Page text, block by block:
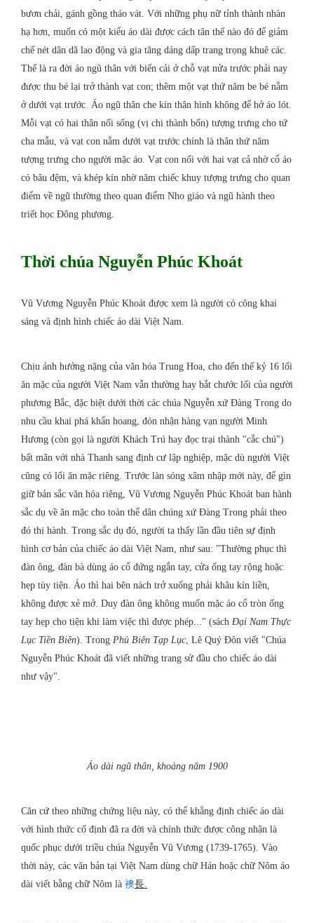
bươn chải, gánh gồng tháo vát. Với những phụ nữ tỉnh thành nhàn
hạ hơn, muốn có một kiểu áo dài được cách tân thế nào đó để giảm
chế nét dân dã lao động và gia tăng dáng dấp trang trọng khuê các.
Thế là ra đời áo ngũ thân với biến cải ở chỗ vạt nửa trước phải nay
được thu bé lại trở thành vạt con; thêm một vạt thứ năm be bé nằm
ở dưới vạt trước. Áo ngũ thân che kín thân hình không để hở áo lót.
Mỗi vạt có hai thân nối sống (vị chi thành bốn) tượng trưng cho tứ
cha mẫu, và vạt con nằm dưới vạt trước chính là thân thứ năm
tượng trưng cho người mặc áo. Vạt con nối với hai vạt cả nhờ cổ áo
có bâu đệm, và khép kín nhờ năm chiếc khuy tượng trưng cho quan
điểm về ngũ thường theo quan điểm Nho giáo và ngũ hành theo
triết học Đông phương.
Thời chúa Nguyễn Phúc Khoát
Vũ Vương Nguyễn Phúc Khoát được xem là người có công khai
sáng và định hình chiếc áo dài Việt Nam.
Chịu ảnh hưởng nặng của văn hóa Trung Hoa, cho đến thế kỷ 16 lối
ăn mặc của người Việt Nam vẫn thường hay bắt chước lối của người
phương Bắc, đặc biệt dưới thời các chúa Nguyễn xứ Đàng Trong do
nhu cầu khai phá khẩn hoang, đón nhận hàng vạn người Minh
Hương (còn gọi là người Khách Trú hay đọc trại thành "cắc chú")
bất mãn với nhà Thanh sang định cư lập nghiệp, mặc dù người Việt
cũng có lối ăn mặc riêng. Trước làn sóng xâm nhập mới này, để gìn
giữ bản sắc văn hóa riêng, Vũ Vương Nguyễn Phúc Khoát ban hành
sắc dụ về ăn mặc cho toàn thể dân chúng xứ Đàng Trong phải theo
đó thi hành. Trong sắc dụ đó, người ta thấy lần đầu tiên sự định
hình cơ bản của chiếc áo dài Việt Nam, như sau: "Thường phục thì
đàn ông, đàn bà dùng áo cổ đứng ngắn tay, cửa ống tay rộng hoặc
hẹp tùy tiện. Áo thì hai bên nách trở xuống phải khâu kín liền,
không được xẻ mở. Duy đàn ông không muốn mặc áo cổ tròn ống
tay hẹp cho tiện khi làm việc thì được phép..." (sách Đại Nam Thực
Lục Tiền Biên). Trong Phủ Biên Tạp Lục, Lê Quý Đôn viết "Chúa
Nguyễn Phúc Khoát đã viết những trang sử đầu cho chiếc áo dài
như vậy".
Áo dài ngũ thân, khoảng năm 1900
Căn cứ theo những chứng liệu này, có thể khẳng định chiếc áo dài
với hình thức cố định đã ra đời và chính thức được công nhận là
quốc phục dưới triều chúa Nguyễn Vũ Vương (1739-1765). Vào
thời này, các văn bản tại Việt Nam dùng chữ Hán hoặc chữ Nôm áo
dài viết bằng chữ Nôm là 襖長.